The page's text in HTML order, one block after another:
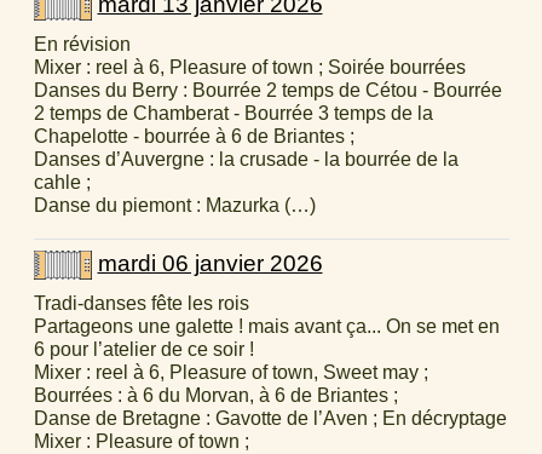
En révision
Mixer : reel à 6, Pleasure of town ; Soirée bourrées
Danses du Berry : Bourrée 2 temps de Cétou - Bourrée
2 temps de Chamberat - Bourrée 3 temps de la
Chapelotte - bourrée à 6 de Briantes ;
Danses d’Auvergne : la crusade - la bourrée de la
cahle ;
Danse du piemont : Mazurka (…)
mardi 06 janvier 2026
Tradi-danses fête les rois
Partageons une galette ! mais avant ça... On se met en
6 pour l’atelier de ce soir !
Mixer : reel à 6, Pleasure of town, Sweet may ;
Bourrées : à 6 du Morvan, à 6 de Briantes ;
Danse de Bretagne : Gavotte de l’Aven ; En décryptage
Mixer : Pleasure of town ;